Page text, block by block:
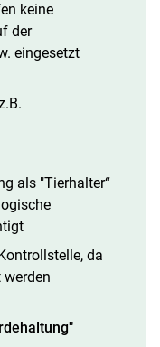
keine
der
eingesetzt
als "Tierhalter“
da